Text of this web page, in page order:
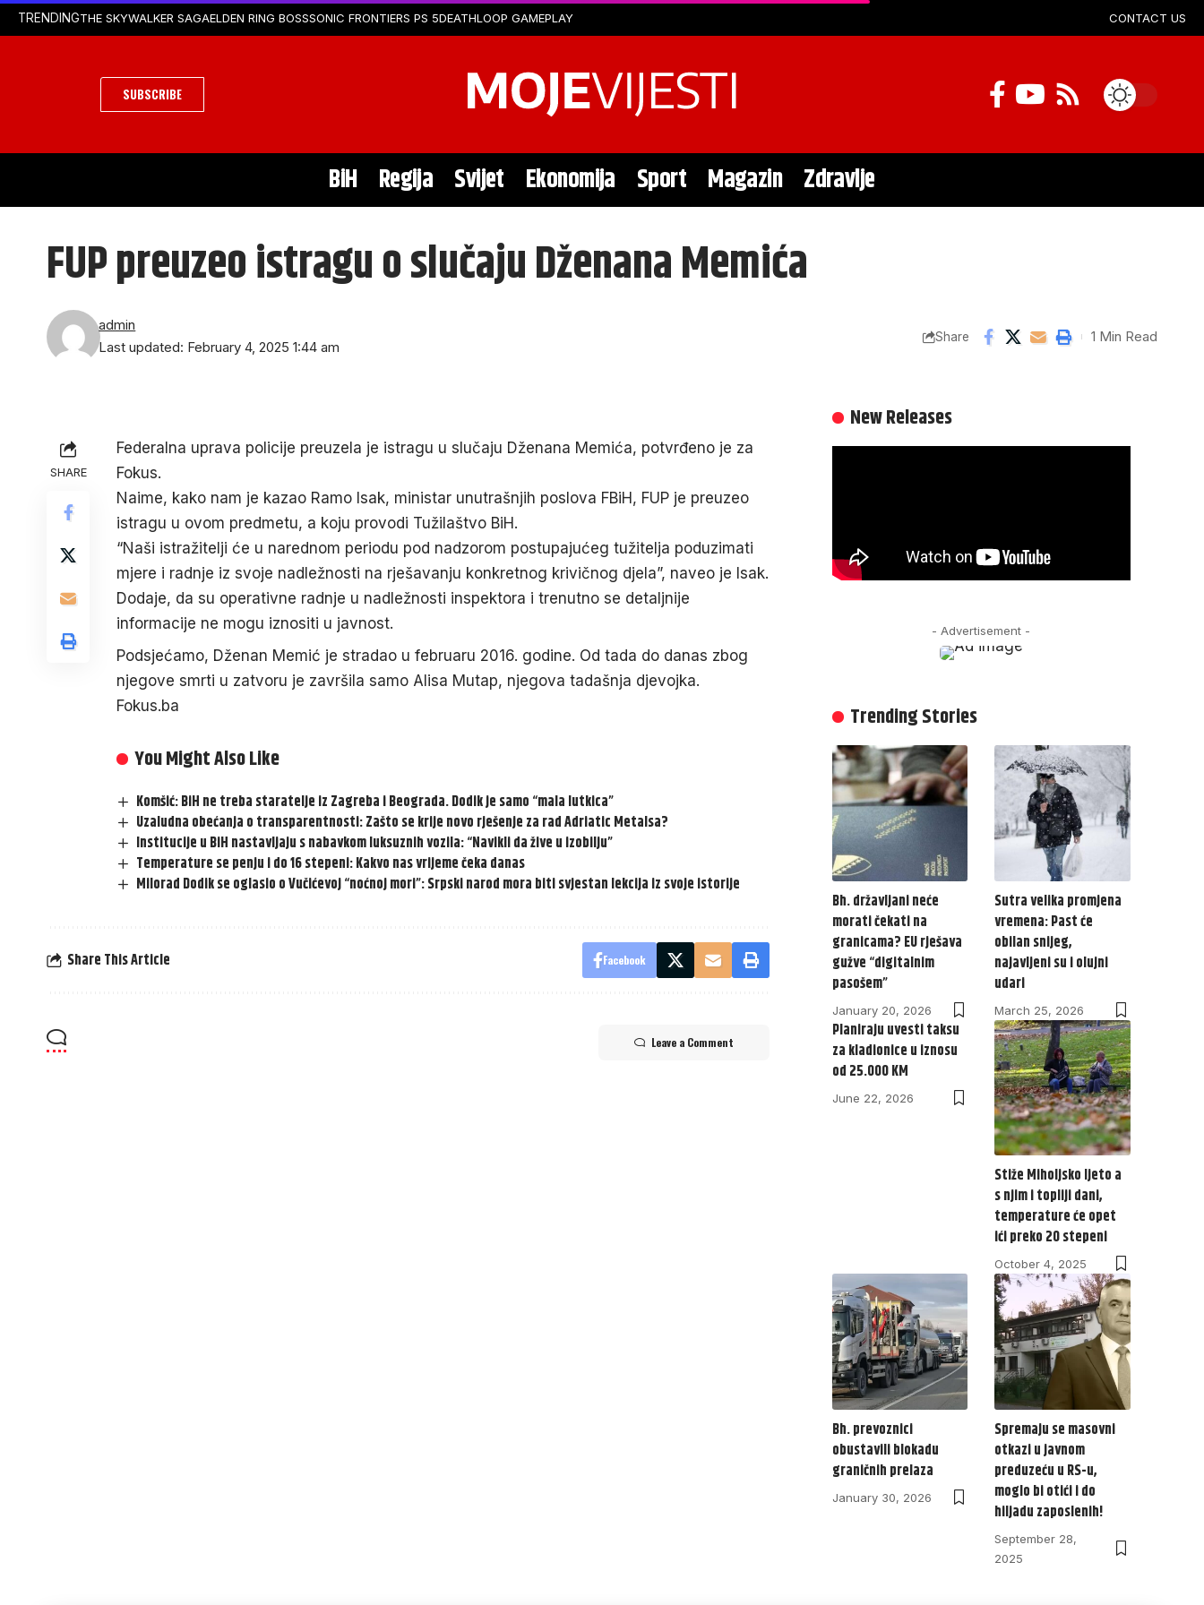
TRENDINGTHE SKYWALKER SAGAELDEN RING BOSSSONIC FRONTIERS PS 5DEATHLOOP GAMEPLAY CONTACT US
SUBSCRIBE
BiH Regija Svijet Ekonomija Sport Magazin Zdravlje
FUP preuzeo istragu o slučaju Dženana Memića
Last updated: February 4, 2025 1:44 am
admin
Share 1 Min Read
SHARE
Federalna uprava policije preuzela je istragu u slučaju Dženana Memića, potvrđeno je za
Fokus.
Naime, kako nam je kazao Ramo Isak, ministar unutrašnjih poslova FBiH, FUP je preuzeo
istragu u ovom predmetu, a koju provodi Tužilaštvo BiH.
“Naši istražitelji će u narednom periodu pod nadzorom postupajućeg tužitelja poduzimati
mjere i radnje iz svoje nadležnosti na rješavanju konkretnog krivičnog djela”, naveo je Isak.
Dodaje, da su operativne radnje u nadležnosti inspektora i trenutno se detaljnije
informacije ne mogu iznositi u javnost.
Podsjećamo, Dženan Memić je stradao u februaru 2016. godine. Od tada do danas zbog
njegove smrti u zatvoru je završila samo Alisa Mutap, njegova tadašnja djevojka.
Fokus.ba
You Might Also Like
Komšić: BiH ne treba staratelje iz Zagreba i Beograda. Dodik je samo “mala lutkica”
Uzaludna obećanja o transparentnosti: Zašto se krije novo rješenje za rad Adriatic Metalsa?
Institucije u BiH nastavljaju s nabavkom luksuznih vozila: “Navikli da žive u izobilju”
Temperature se penju i do 16 stepeni: Kakvo nas vrijeme čeka danas
Milorad Dodik se oglasio o Vučićevoj “noćnoj mori”: Srpski narod mora biti svjestan lekcija iz svoje istorije
Share This Article Facebook
Leave a Comment
New Releases
- Advertisement -
Trending Stories
Bh. državljani neće
morati čekati na
granicama? EU rješava
gužve “digitalnim
pasošem”
January 20, 2026
Sutra velika promjena
vremena: Past će
obilan snijeg,
najavljeni su i olujni
udari
March 25, 2026
Planiraju uvesti taksu
za kladionice u iznosu
od 25.000 KM
June 22, 2026
Stiže Miholjsko ljeto a
s njim i topliji dani,
temperature će opet
ići preko 20 stepeni
October 4, 2025
Bh. prevoznici
obustavili blokadu
graničnih prelaza
January 30, 2026
Spremaju se masovni
otkazi u javnom
preduzeću u RS-u,
moglo bi otići i do
hiljadu zaposlenih!
September 28,
2025